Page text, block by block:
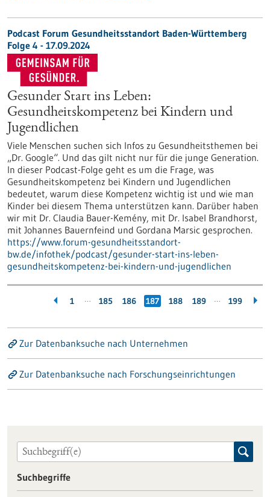
Podcast Forum Gesundheitsstandort Baden-Württemberg
Folge 4 - 17.09.2024
Gesunder Start ins Leben:
Gesundheitskompetenz bei Kindern und
Jugendlichen
Viele Menschen suchen sich Infos zu Gesundheitsthemen bei
„Dr. Google“. Und das gilt nicht nur für die junge Generation.
In dieser Podcast-Folge geht es um die Frage, was
Gesundheitskompetenz bei Kindern und Jugendlichen
bedeutet, warum diese Kompetenz wichtig ist und wie man
Kinder bei diesem Thema unterstützen kann. Darüber haben
wir mit Dr. Claudia Bauer-Kemény, mit Dr. Isabel Brandhorst,
mit Johannes Bauernfeind und Gordana Marsic gesprochen.
https://www.forum-gesundheitsstandort-
bw.de/infothek/podcast/gesunder-start-ins-leben-
gesundheitskompetenz-bei-kindern-und-jugendlichen
1 … 185 186 187 188 189 … 199
Zur Datenbanksuche nach Unternehmen
Zur Datenbanksuche nach Forschungseinrichtungen
Suchbegriffe